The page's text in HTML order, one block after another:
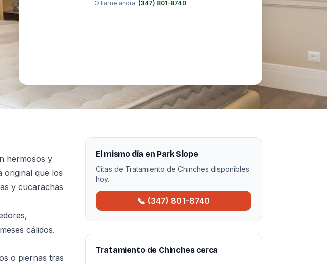
O llame ahora: (347) 801-8740
hermosos y
original que los
y cucarachas
cálidos.
o piernas tras
El mismo día en Park Slope
Citas de Tratamiento de Chinches disponibles
hoy.
📞 (347) 801-8740
Tratamiento de Chinches cerca